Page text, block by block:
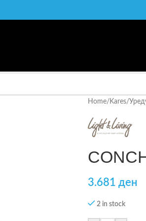
Home/ Kares/
3.681 ден
2 in stock